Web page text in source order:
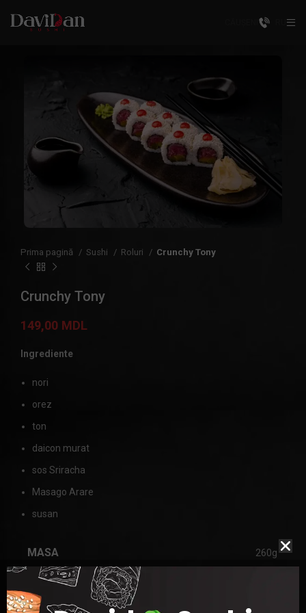
Prima pagină Sushi Roluri Crunchy Tony
Crunchy Tony
149,00 MDL
Ingrediente
nori
orez
ton
daicon murat
sos Sriracha
Masago Arare
susan
MASA 260g